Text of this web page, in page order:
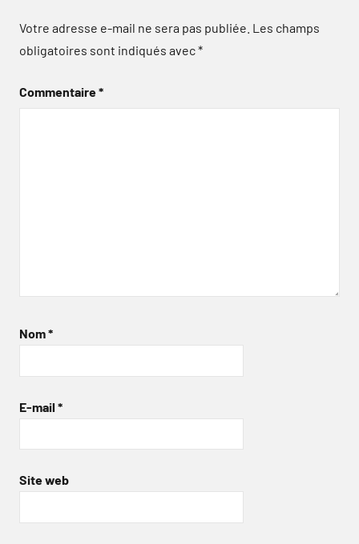
Votre adresse e-mail ne sera pas publiée. Les champs
obligatoires sont indiqués avec*
Commentaire*
Nom*
E-mail *
Site web